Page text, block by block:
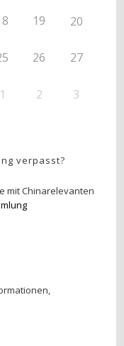
19 20
26 27
1 2 3
verpasst?
mit Chinarelevanten